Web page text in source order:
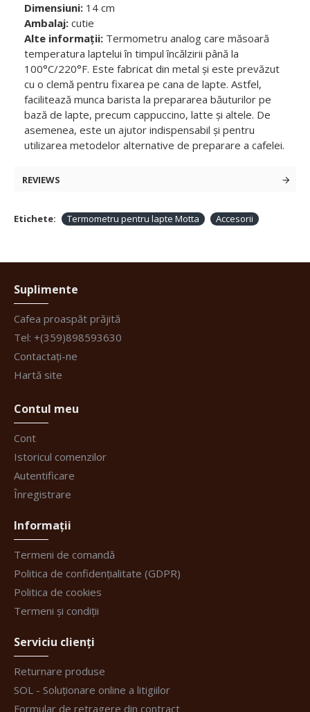
Dimensiuni: 14 cm
Ambalaj: cutie
Alte informații: Termometru analog care măsoară
temperatura laptelui în timpul încălzirii până la
100°C/220°F. Este fabricat din metal și este prevăzut
cu o clemă pentru fixarea pe cana de lapte. Astfel,
facilitează munca barista la prepararea băuturilor pe
bază de lapte, precum cappuccino, latte și altele. De
asemenea, este un ajutor indispensabil și pentru
utilizarea metodelor alternative de preparare a cafelei.
REVIEWS
Etichete: Termometru pentru lapte Motta Accesorii
Suplimente
Cafea proaspăt prăjită
Tel: +(359)898593630
Contactați-ne
Hartă site
Contul meu
Cont
Istoricul comenzilor
Autentificare
Înregistrare
Informații
Termeni de comandă
Politica de confidențialitate (GDPR)
Politica de cookies
Termeni și condiții
Serviciu clienți
Returnare produse
SOL - Soluționare online a litigiilor
Formular de retragere din contract